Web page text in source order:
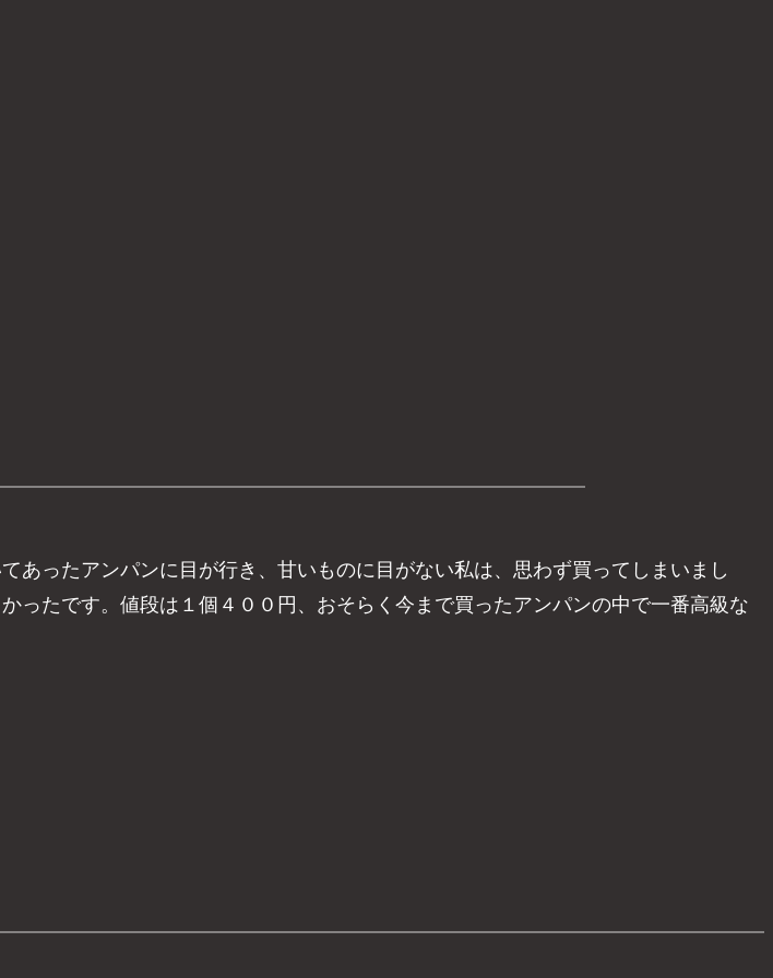
ったアンパンに目が行き、甘いものに目がない私は、思わず買ってしまいまし
たです。値段は１個４００円、おそらく今まで買ったアンパンの中で一番高級な